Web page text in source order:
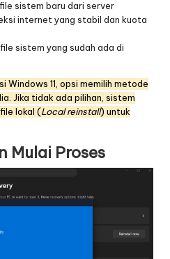
file sistem baru dari server
internet yang stabil dan kuota
sistem yang sudah ada di
Windows 11, opsi memilih metode
Jika tidak ada pilihan, sistem
lokal (Local reinstall) untuk
Mulai Proses